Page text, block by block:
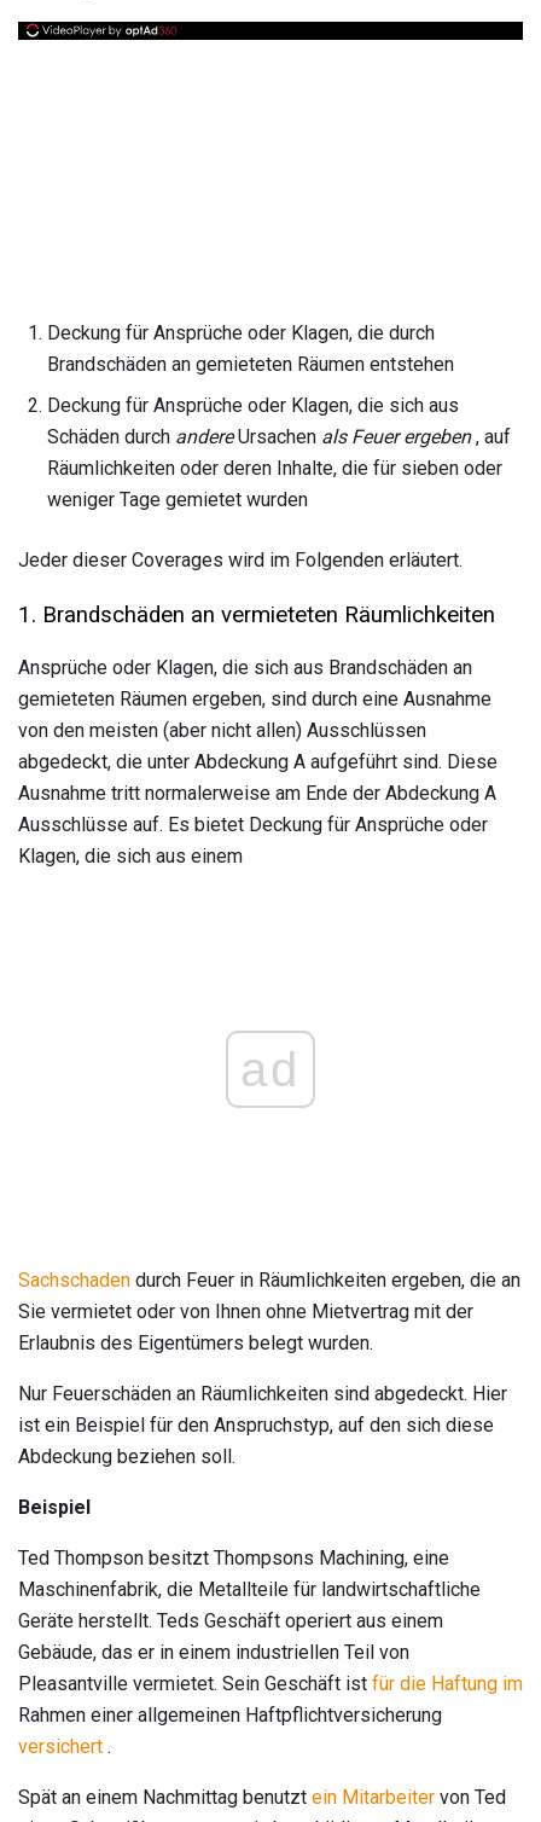
Deckung für Ansprüche oder Klagen, die durch
Brandschäden an gemieteten Räumen entstehen
Deckung für Ansprüche oder Klagen, die sich aus
Schäden durch andereUrsachen als Feuer ergeben, auf
Räumlichkeiten oder deren Inhalte, die für sieben oder
weniger Tage gemietet wurden
Jeder dieser Coverages wird im Folgenden erläutert.
1. Brandschäden an vermieteten Räumlichkeiten
Ansprüche oder Klagen, die sich aus Brandschäden an
gemieteten Räumen ergeben, sind durch eine Ausnahme
von den meisten (aber nicht allen) Ausschlüssen
abgedeckt, die unter Abdeckung A aufgeführt sind. Diese
Ausnahme tritt normalerweise am Ende der Abdeckung A
Ausschlüsse auf. Es bietet Deckung für Ansprüche oder
Klagen, die sich aus einem
ad
Sachschaden durch Feuer in Räumlichkeiten ergeben, die an
Sie vermietet oder von Ihnen ohne Mietvertrag mit der
Erlaubnis des Eigentümers belegt wurden.
Nur Feuerschäden an Räumlichkeiten sind abgedeckt. Hier
ist ein Beispiel für den Anspruchstyp, auf den sich diese
Abdeckung beziehen soll.
Beispiel
Ted Thompson besitzt Thompsons Machining, eine
Maschinenfabrik, die Metallteile für landwirtschaftliche
Geräte herstellt. Teds Geschäft operiert aus einem
Gebäude, das er in einem industriellen Teil von
Pleasantville vermietet. Sein Geschäft ist für die Haftung im
Rahmen einer allgemeinen Haftpflichtversicherung
versichert .
Spät an einem Nachmittag benutzt ein Mitarbeiter von Ted